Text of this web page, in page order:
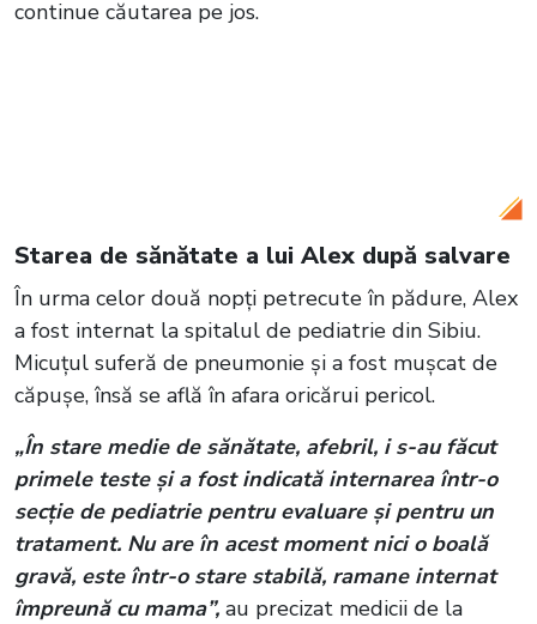
continue căutarea pe jos.
Starea de sănătate a lui Alex după salvare
În urma celor două nopți petrecute în pădure, Alex
a fost internat la spitalul de pediatrie din Sibiu.
Micuțul suferă de pneumonie și a fost mușcat de
căpușe, însă se află în afara oricărui pericol.
„În stare medie de sănătate, afebril, i s-au făcut
primele teste și a fost indicată internarea într-o
secție de pediatrie pentru evaluare și pentru un
tratament. Nu are în acest moment nici o boală
gravă, este într-o stare stabilă, ramane internat
împreună cu mama”, au precizat medicii de la